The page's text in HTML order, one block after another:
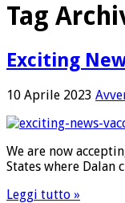
Tag
Exciting
10 Aprile 2023
We are now
States where
Leggi tutto »